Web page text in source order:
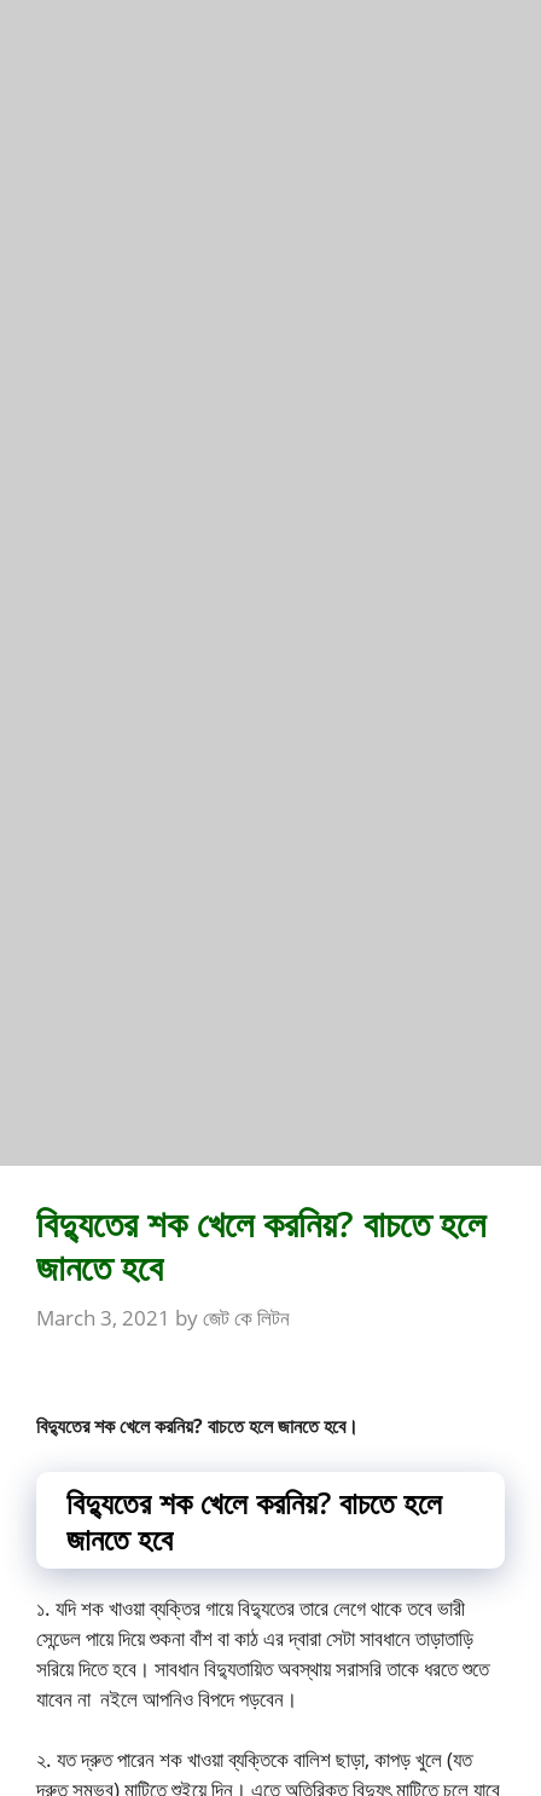
বিদ্যুতের শক খেলে করনিয়? বাচতে হলে
জানতে হবে
March 3, 2021 byজেট কে লিটন
বিদ্যুতের শক খেলে করনিয়? বাচতে হলে জানতে হবে।
বিদ্যুতের শক খেলে করনিয়? বাচতে হলে
জানতে হবে
১. যদি শক খাওয়া ব্যক্তির গায়ে বিদ্যুতের তারে লেগে থাকে তবে ভারী
সেন্ডেল পায়ে দিয়ে শুকনা বাঁশ বা কাঠ এর দ্বারা সেটা সাবধানে তাড়াতাড়ি
সরিয়ে দিতে হবে। সাবধান বিদ্যুতায়িত অবস্থায় সরাসরি তাকে ধরতে শুতে
যাবেন না নইলে আপনিও বিপদে পড়বেন।
২. যত দ্রুত পারেন শক খাওয়া ব্যক্তিকে বালিশ ছাড়া, কাপড় খুলে (যত
দ্রুত সম্ভব) মাটিতে শুইয়ে দিন। এতে অতিরিক্ত বিদ্যুৎ মাটিতে চলে যাবে